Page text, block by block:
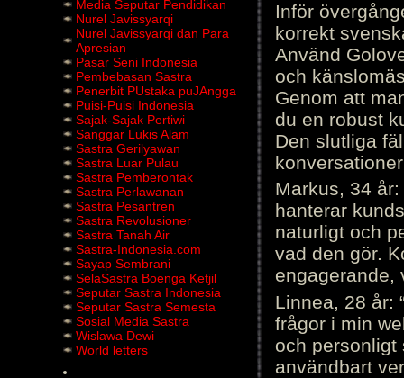
Media Seputar Pendidikan
Nurel Javissyarqi
Nurel Javissyarqi dan Para
Apresian
Pasar Seni Indonesia
Pembebasan Sastra
Penerbit PUstaka puJAngga
Puisi-Puisi Indonesia
Sajak-Sajak Pertiwi
Sanggar Lukis Alam
Sastra Gerilyawan
Sastra Luar Pulau
Sastra Pemberontak
Sastra Perlawanan
Sastra Pesantren
Sastra Revolusioner
Sastra Tanah Air
Sastra-Indonesia.com
Sayap Sembrani
SelaSastra Boenga Ketjil
Seputar Sastra Indonesia
Seputar Sastra Semesta
Sosial Media Sastra
Wislawa Dewi
World letters
Inför
korrekt
Använd
och
Genom att
du en robust
Den slutliga
Markus, 34
hanterar
naturligt och
vad den gör.
engagerande,
Linnea, 28 år:
frågor i min
och personligt
användbart